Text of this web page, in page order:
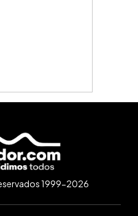
1999-2026